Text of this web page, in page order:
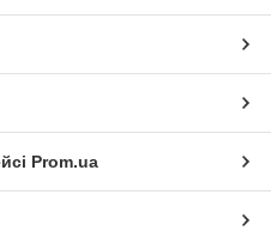
Prom.ua